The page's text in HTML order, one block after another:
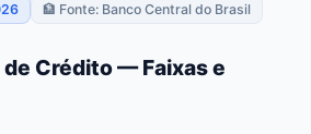
🏦 Fonte: Banco Central do Brasil
de Crédito — Faixas e